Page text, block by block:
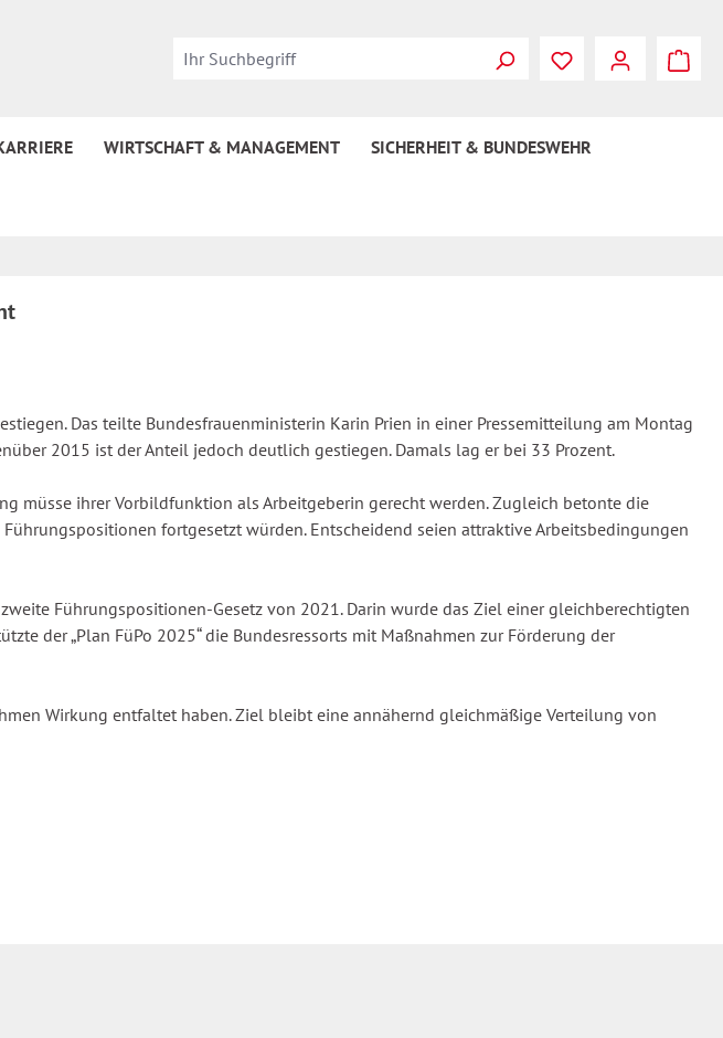
WIRTSCHAFT & MANAGEMENT SICHERHEIT & BUNDESWEHR
Das teilte Bundesfrauenministerin Karin Prien in einer Pressemitteilung am Montag
2015 ist der Anteil jedoch deutlich gestiegen. Damals lag er bei 33 Prozent.
müsse ihrer Vorbildfunktion als Arbeitgeberin gerecht werden. Zugleich betonte die
fortgesetzt würden. Entscheidend seien attraktive Arbeitsbedingungen
Führungspositionen-Gesetz von 2021. Darin wurde das Ziel einer gleichberechtigten
der „Plan FüPo 2025“ die Bundesressorts mit Maßnahmen zur Förderung der
Wirkung entfaltet haben. Ziel bleibt eine annähernd gleichmäßige Verteilung von